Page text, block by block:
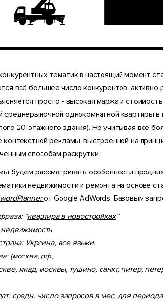
тематик в настоящий момент
всё большее число конкурентов,
просто - высокая маржа и
среднерыночной однокомнатной квартиры в
20-этажного здания). Но учитывая все
рекламы, выстроенной на
способам раскрутки.
будем рассматривать особенности
недвижимости и ремонта на основе
от Google AdWords. Базовым
“квартира в новостройках”
недвижимость
Украина, все языки.
(москва, рф,
мкад, москвы, тушино, санкт, питер,
средн. число запросов в мес. для